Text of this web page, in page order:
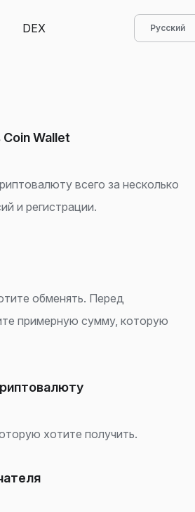
DEX Русский
Wallet
всего за несколько
и регистрации.
обменять. Перед
примерную сумму, которую
хотите получить.